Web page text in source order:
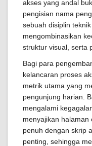
akses yang andal
pengisian nama
sebuah disiplin
mengombinasikan
struktur visual, serta
Bagi para
kelancaran proses
metrik utama yang
pengunjung harian.
mengalami
menyajikan halaman
penuh dengan skrip
penting, sehingga